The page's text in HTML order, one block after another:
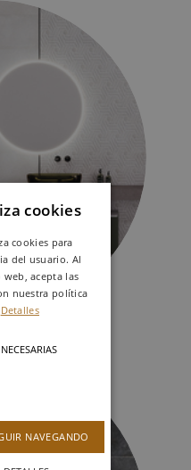
cookies
cookies para
del usuario. Al
acepta las
nuestra política
Detalles
NAVEGANDO